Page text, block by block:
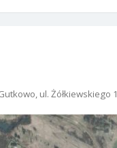
ul. Żółkiewskiego 1